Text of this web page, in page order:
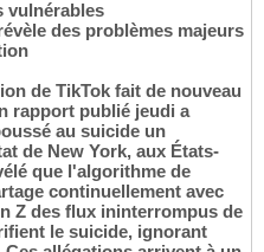
vulnérables
des problèmes majeurs
de TikTok fait de nouveau
rapport publié jeudi a
au suicide un
de New York, aux États-
que l'algorithme de
continuellement avec
Z des flux ininterrompus de
le suicide, ignorant